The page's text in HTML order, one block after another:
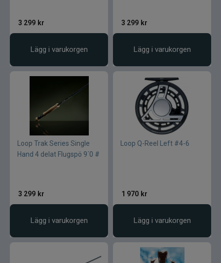
3 299 kr
Lägg i varukorgen
3 299 kr
Lägg i varukorgen
Loop Trak Series Single
Hand 4 delat Flugspö 9´0 #
3 299 kr
Lägg i varukorgen
Loop Q-Reel Left #4-6
1 970 kr
Lägg i varukorgen